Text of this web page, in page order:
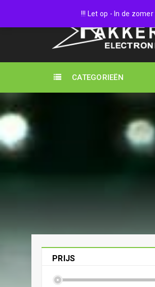
!!! Let op - In de
CATEGORIEËN
PRIJS